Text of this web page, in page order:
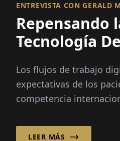
ENTREVISTA CON GERALD
Repensando
Tecnología
Integrada
Los flujos de trabajo
expectativas de los
competencia
rápido que nunca...
LEER MÁS